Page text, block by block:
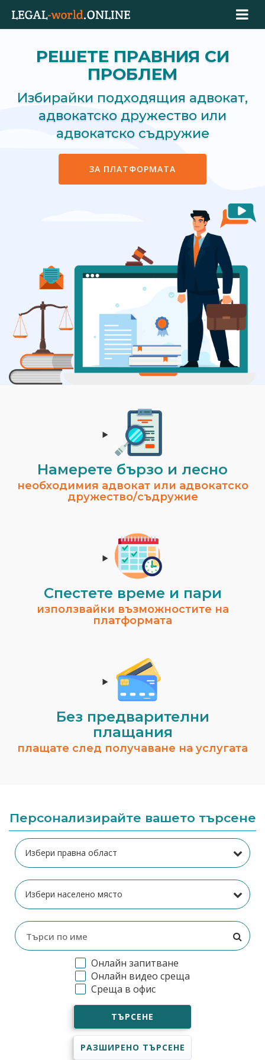
РЕШЕТЕ ПРАВНИЯ СИ
ПРОБЛЕМ
Избирайки подходящия адвокат,
адвокатско дружество или
адвокатско съдружие
ЗА ПЛАТФОРМАТА
Намерете бързо и лесно
необходимия адвокат или адвокатско
дружество/съдружие
Спестeте време и пари
използвайки възможностите на
платформата
Без предварителни
плащания
плащате след получаване на услугата
Персонализирайте вашето търсене
Онлайн запитване
Онлайн видео среща
Среща в офис
ТЪРСЕНЕ
РАЗШИРЕНО ТЪРСЕНЕ